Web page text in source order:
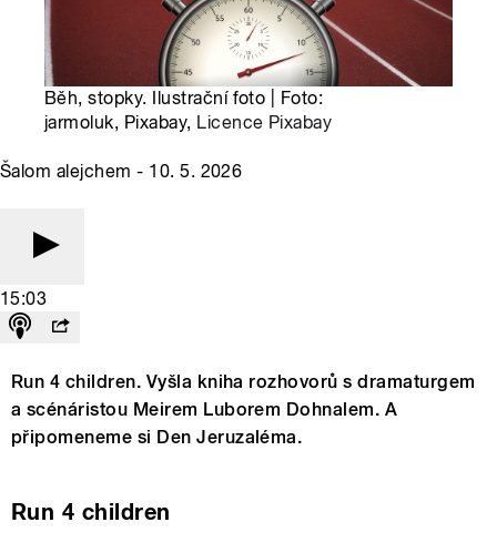
Běh, stopky. Ilustrační foto | Foto:
jarmoluk, Pixabay, Licence Pixabay
Šalom alejchem - 10. 5. 2026
15:03
Run 4 children. Vyšla kniha rozhovorů s dramaturgem
a scénáristou Meirem Luborem Dohnalem. A
připomeneme si Den Jeruzaléma.
Run 4 children